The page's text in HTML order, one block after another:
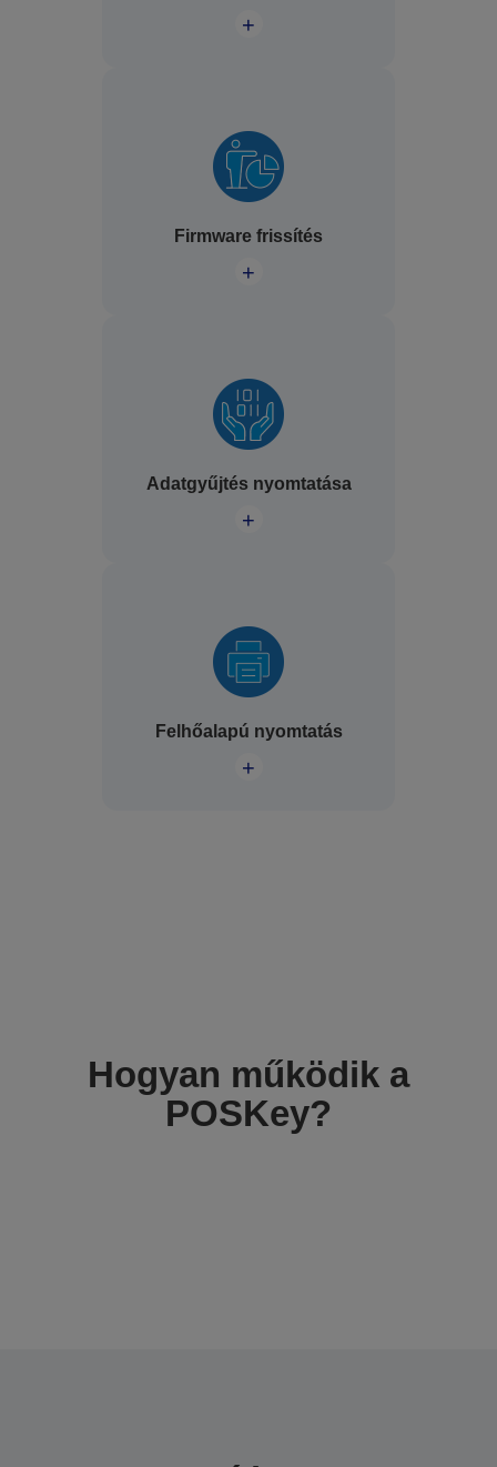
+
Firmware frissítés
+
Adatgyűjtés nyomtatása
+
Felhőalapú nyomtatás
+
Hogyan működik a
POSKey?